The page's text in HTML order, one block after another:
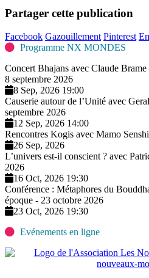
Partager cette publication
Facebook Gazouillement Pinterest
Programme NX MONDES
Concert Bhajans avec Claude
8 septembre 2026
8 Sep, 2026 19:00
Causerie autour de l’Unité avec
septembre 2026
12 Sep, 2026 14:00
Rencontres Kogis avec Mamo
26 Sep, 2026
L’univers est-il conscient ? avec
2026
16 Oct, 2026 19:30
Conférence : Métaphores du
époque - 23 octobre 2026
23 Oct, 2026 19:30
Evénements en ligne